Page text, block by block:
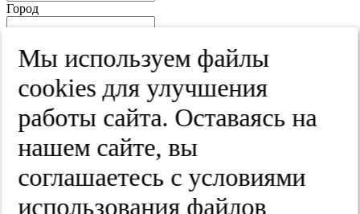
Город
Улица
Квартира
Мы используем файлы
cооkies для улучшения
работы сайта. Оставаясь на
нашем сайте, вы
соглашаетесь с условиями
использования файлов